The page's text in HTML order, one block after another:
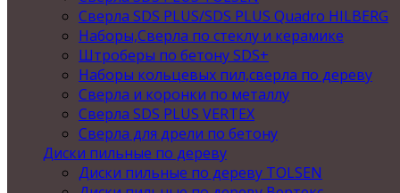
Сверла SDS PLUS/SDS PLUS Quadro HILBERG
Наборы,Сверла по стеклу и керамике
Штроберы по бетону SDS+
Наборы кольцевых пил,сверла по дереву
Сверла и коронки по металлу
Сверла SDS PLUS VERTEX
Сверла для дрели по бетону
Диски пильные по дереву
Диски пильные по дереву TOLSEN